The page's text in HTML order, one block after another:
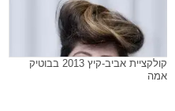
קולקציית אביב-קיץ 2013 בבוטיק
אמה